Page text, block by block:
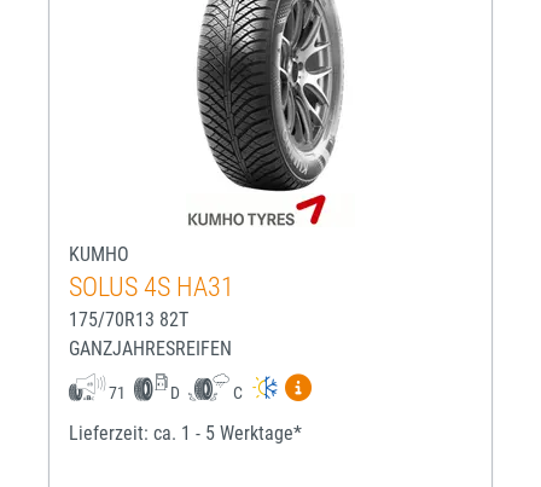
KUMHO
SOLUS 4S HA31
175/70R13 82T
GANZJAHRESREIFEN
71 D C
Mehr Informationen zum
Lieferzeit: ca. 1 - 5 Werktage*